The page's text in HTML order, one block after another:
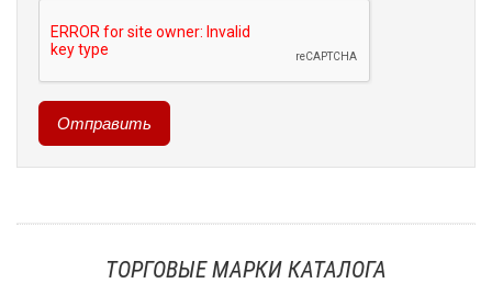
ТОРГОВЫЕ МАРКИ КАТАЛОГА